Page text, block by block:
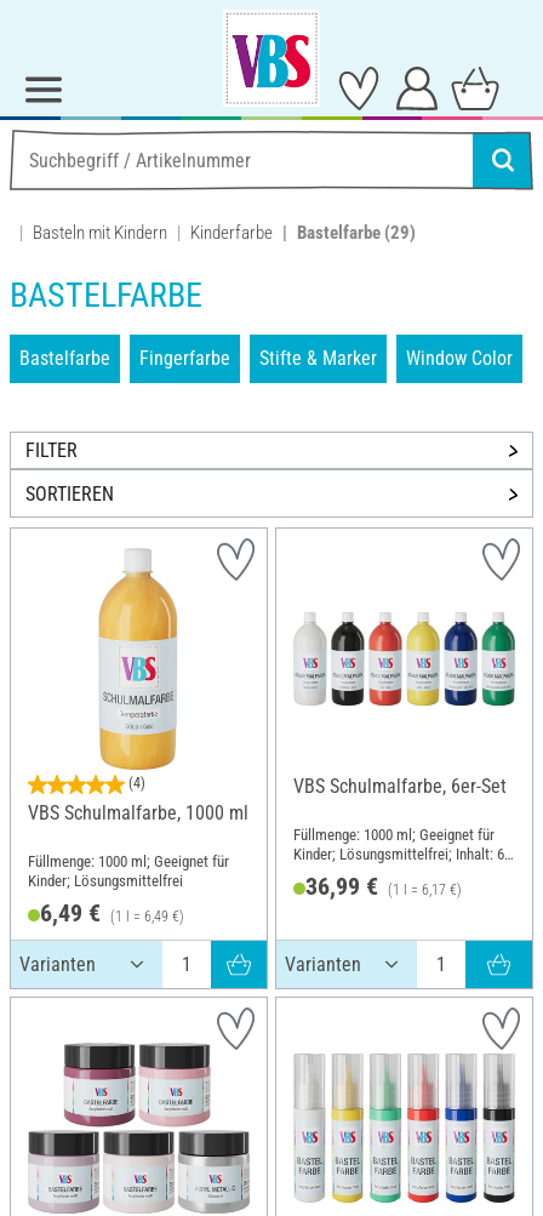
Basteln mit Kindern Kinderfarbe Bastelfarbe (29)
BASTELFARBE
Bastelfarbe Fingerfarbe Stifte & Marker Window Color
FILTER
SORTIEREN
(4)
VBS Schulmalfarbe, 1000 ml
Füllmenge: 1000 ml; Geeignet für
Kinder; Lösungsmittelfrei
6,49 € (1 l = 6,49 €)
VBS Schulmalfarbe, 6er-Set
Füllmenge: 1000 ml; Geeignet für
Kinder; Lösungsmittelfrei; Inhalt: 6
36,99 € (1 l = 6,17 €)